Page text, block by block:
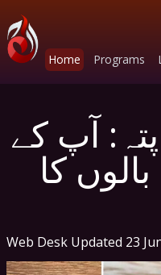
Home Programs
آپ کے
کا
Web Desk Updated 23